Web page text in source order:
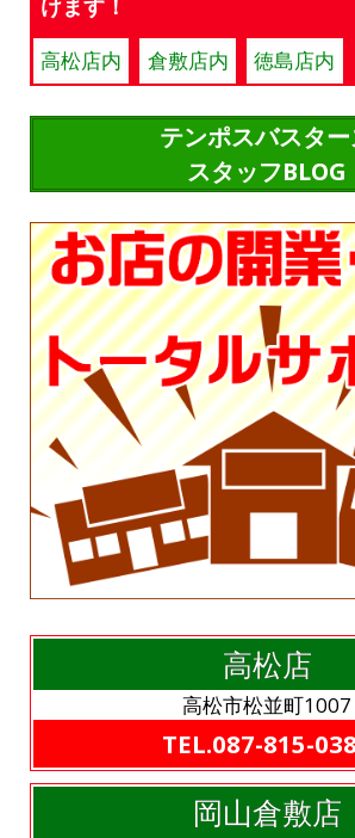
けます！
高松店内 倉敷店内 徳島店内
テンポスバスタ
スタッフBLOG
高松店
高松市松並町1007
TEL.087-815-
岡山倉敷店